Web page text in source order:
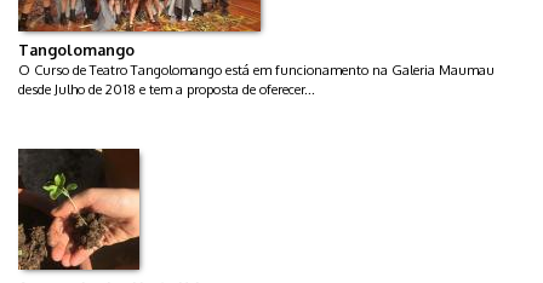
Tangolomango
O Curso de Teatro Tangolomango está em funcionamento na Galeria Maumau
desde Julho de 2018 e tem a proposta de oferecer...